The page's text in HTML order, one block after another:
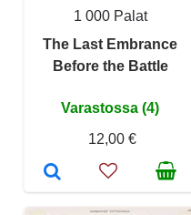
1 000 Palat
The Last Embrance
Before the Battle
Varastossa (4)
12,00 €